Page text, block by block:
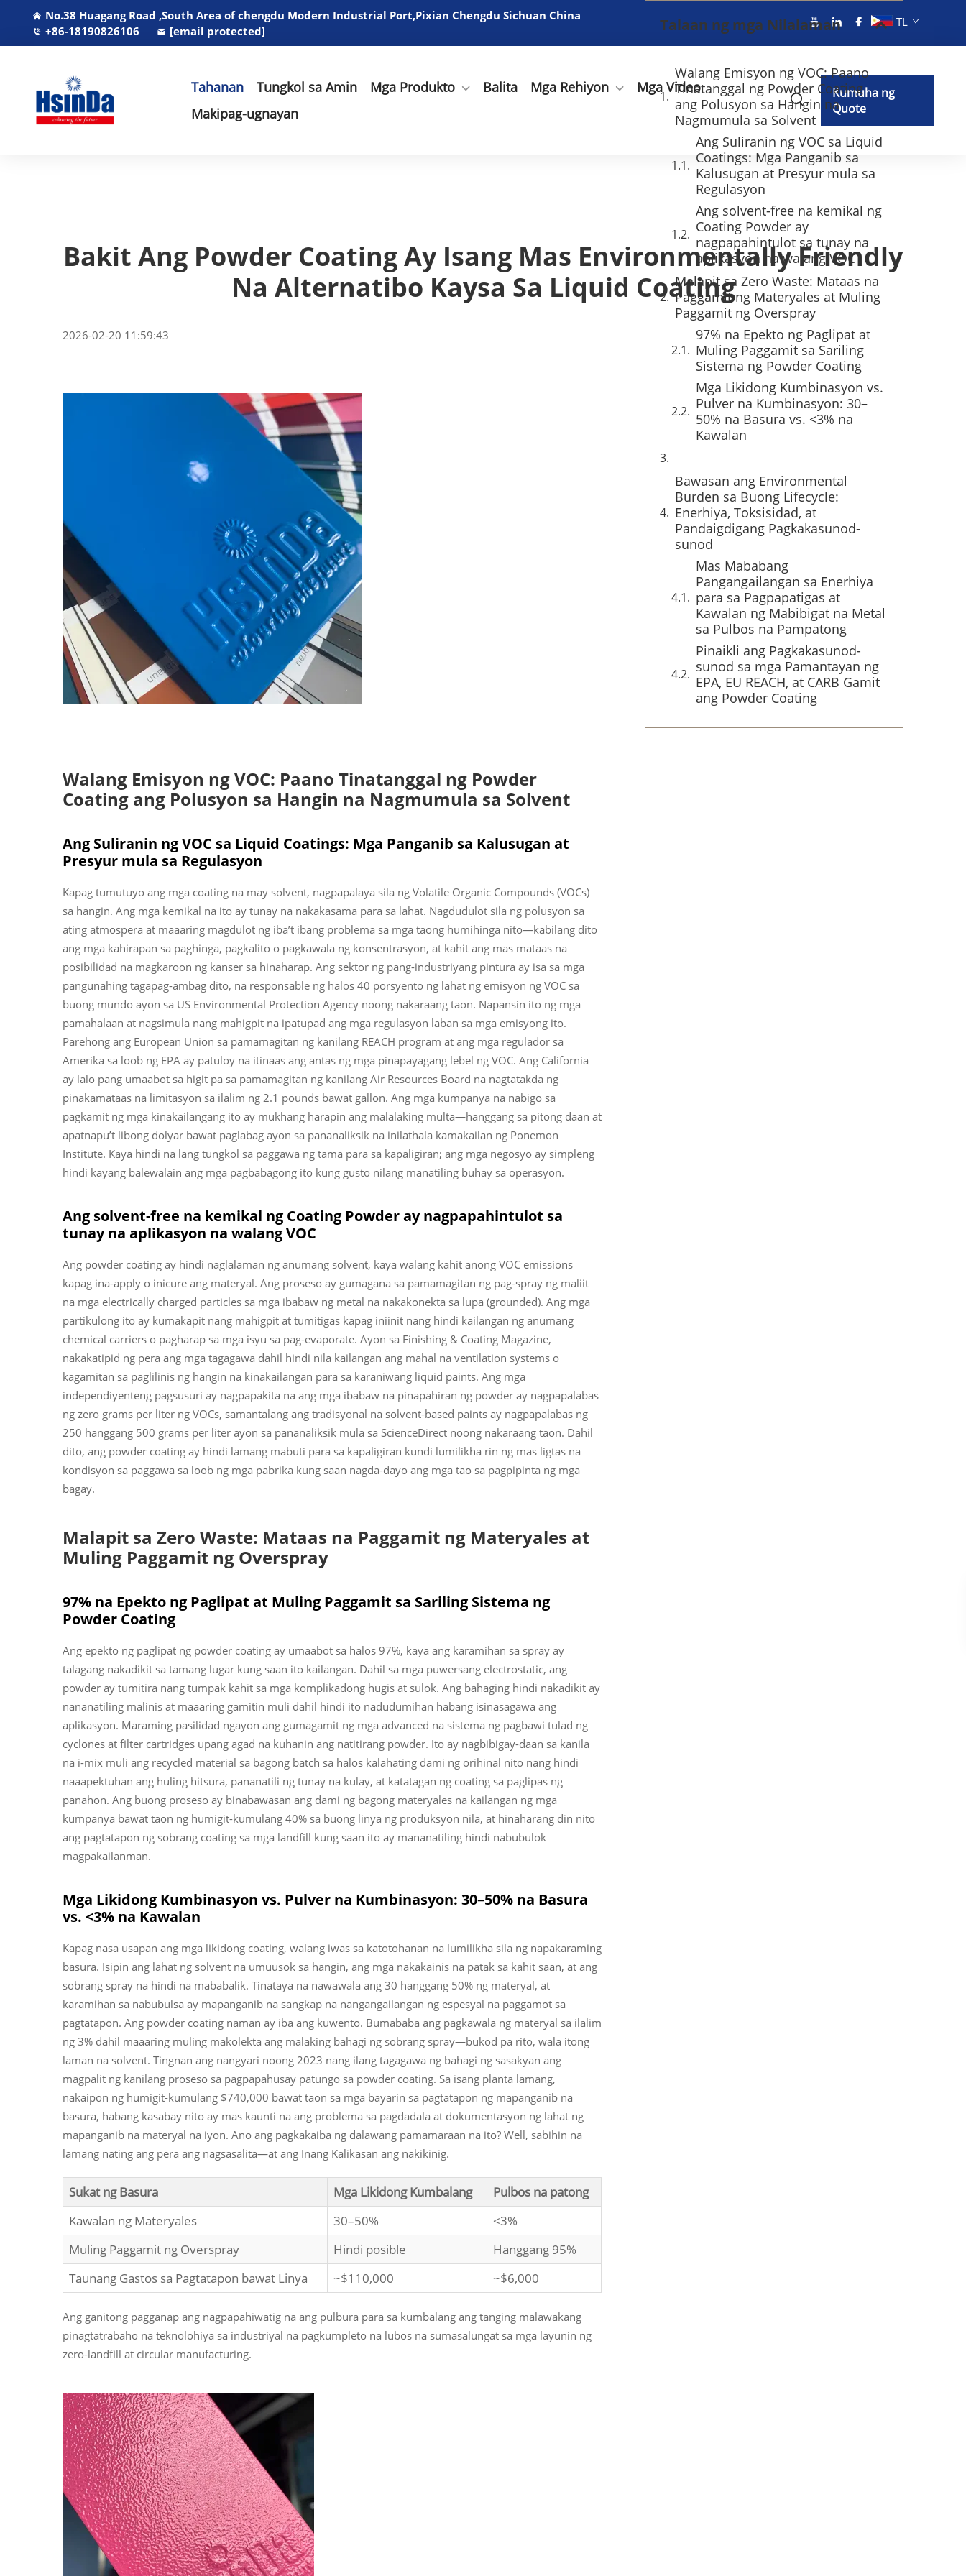
No.38 Huagang Road ,South Area of chengdu Modern Industrial Port,Pixian Chengdu Sichuan China
+86-18190826106
[email protected]
TL
Tahanan Tungkol sa Amin Mga Produkto Balita Mga Rehiyon
Mga Video
Makipag-ugnayan
Kumuha ng
Quote
Bakit Ang Powder Coating Ay Isang Mas Environmentally Friendly
Na Alternatibo Kaysa Sa Liquid Coating
2026-02-20 11:59:43
Walang Emisyon ng VOC: Paano Tinatanggal ng Powder
Coating ang Polusyon sa Hangin na Nagmumula sa Solvent
Ang Suliranin ng VOC sa Liquid Coatings: Mga Panganib sa Kalusugan at
Presyur mula sa Regulasyon
Kapag tumutuyo ang mga coating na may solvent, nagpapalaya sila ng Volatile Organic Compounds (VOCs)
sa hangin. Ang mga kemikal na ito ay tunay na nakakasama para sa lahat. Nagdudulot sila ng polusyon sa
ating atmospera at maaaring magdulot ng iba’t ibang problema sa mga taong humihinga nito—kabilang dito
ang mga kahirapan sa paghinga, pagkalito o pagkawala ng konsentrasyon, at kahit ang mas mataas na
posibilidad na magkaroon ng kanser sa hinaharap. Ang sektor ng pang-industriyang pintura ay isa sa mga
pangunahing tagapag-ambag dito, na responsable ng halos 40 porsyento ng lahat ng emisyon ng VOC sa
buong mundo ayon sa US Environmental Protection Agency noong nakaraang taon. Napansin ito ng mga
pamahalaan at nagsimula nang mahigpit na ipatupad ang mga regulasyon laban sa mga emisyong ito.
Parehong ang European Union sa pamamagitan ng kanilang REACH program at ang mga regulador sa
Amerika sa loob ng EPA ay patuloy na itinaas ang antas ng mga pinapayagang lebel ng VOC. Ang California
ay lalo pang umaabot sa higit pa sa pamamagitan ng kanilang Air Resources Board na nagtatakda ng
pinakamataas na limitasyon sa ilalim ng 2.1 pounds bawat gallon. Ang mga kumpanya na nabigo sa
pagkamit ng mga kinakailangang ito ay mukhang harapin ang malalaking multa—hanggang sa pitong daan at
apatnapu’t libong dolyar bawat paglabag ayon sa pananaliksik na inilathala kamakailan ng Ponemon
Institute. Kaya hindi na lang tungkol sa paggawa ng tama para sa kapaligiran; ang mga negosyo ay simpleng
hindi kayang balewalain ang mga pagbabagong ito kung gusto nilang manatiling buhay sa operasyon.
Ang solvent-free na kemikal ng Coating Powder ay nagpapahintulot sa
tunay na aplikasyon na walang VOC
Ang powder coating ay hindi naglalaman ng anumang solvent, kaya walang kahit anong VOC emissions
kapag ina-apply o inicure ang materyal. Ang proseso ay gumagana sa pamamagitan ng pag-spray ng maliit
na mga electrically charged particles sa mga ibabaw ng metal na nakakonekta sa lupa (grounded). Ang mga
partikulong ito ay kumakapit nang mahigpit at tumitigas kapag iniinit nang hindi kailangan ng anumang
chemical carriers o pagharap sa mga isyu sa pag-evaporate. Ayon sa Finishing & Coating Magazine,
nakakatipid ng pera ang mga tagagawa dahil hindi nila kailangan ang mahal na ventilation systems o
kagamitan sa paglilinis ng hangin na kinakailangan para sa karaniwang liquid paints. Ang mga
independiyenteng pagsusuri ay nagpapakita na ang mga ibabaw na pinapahiran ng powder ay nagpapalabas
ng zero grams per liter ng VOCs, samantalang ang tradisyonal na solvent-based paints ay nagpapalabas ng
250 hanggang 500 grams per liter ayon sa pananaliksik mula sa ScienceDirect noong nakaraang taon. Dahil
dito, ang powder coating ay hindi lamang mabuti para sa kapaligiran kundi lumilikha rin ng mas ligtas na
kondisyon sa paggawa sa loob ng mga pabrika kung saan nagda-dayo ang mga tao sa pagpipinta ng mga
bagay.
Malapit sa Zero Waste: Mataas na Paggamit ng Materyales at
Muling Paggamit ng Overspray
97% na Epekto ng Paglipat at Muling Paggamit sa Sariling Sistema ng
Powder Coating
Ang epekto ng paglipat ng powder coating ay umaabot sa halos 97%, kaya ang karamihan sa spray ay
talagang nakadikit sa tamang lugar kung saan ito kailangan. Dahil sa mga puwersang electrostatic, ang
powder ay tumitira nang tumpak kahit sa mga komplikadong hugis at sulok. Ang bahaging hindi nakadikit ay
nananatiling malinis at maaaring gamitin muli dahil hindi ito nadudumihan habang isinasagawa ang
aplikasyon. Maraming pasilidad ngayon ang gumagamit ng mga advanced na sistema ng pagbawi tulad ng
cyclones at filter cartridges upang agad na kuhanin ang natitirang powder. Ito ay nagbibigay-daan sa kanila
na i-mix muli ang recycled material sa bagong batch sa halos kalahating dami ng orihinal nito nang hindi
naaapektuhan ang huling hitsura, pananatili ng tunay na kulay, at katatagan ng coating sa paglipas ng
panahon. Ang buong proseso ay binabawasan ang dami ng bagong materyales na kailangan ng mga
kumpanya bawat taon ng humigit-kumulang 40% sa buong linya ng produksyon nila, at hinaharang din nito
ang pagtatapon ng sobrang coating sa mga landfill kung saan ito ay mananatiling hindi nabubulok
magpakailanman.
Mga Likidong Kumbinasyon vs. Pulver na Kumbinasyon: 30–50% na Basura
vs. <3% na Kawalan
Kapag nasa usapan ang mga likidong coating, walang iwas sa katotohanan na lumilikha sila ng napakaraming
basura. Isipin ang lahat ng solvent na umuusok sa hangin, ang mga nakakainis na patak sa kahit saan, at ang
sobrang spray na hindi na mababalik. Tinataya na nawawala ang 30 hanggang 50% ng materyal, at
karamihan sa nabubulsa ay mapanganib na sangkap na nangangailangan ng espesyal na paggamot sa
pagtatapon. Ang powder coating naman ay iba ang kuwento. Bumababa ang pagkawala ng materyal sa ilalim
ng 3% dahil maaaring muling makolekta ang malaking bahagi ng sobrang spray—bukod pa rito, wala itong
laman na solvent. Tingnan ang nangyari noong 2023 nang ilang tagagawa ng bahagi ng sasakyan ang
magpalit ng kanilang proseso sa pagpapahusay patungo sa powder coating. Sa isang planta lamang,
nakaipon ng humigit-kumulang $740,000 bawat taon sa mga bayarin sa pagtatapon ng mapanganib na
basura, habang kasabay nito ay mas kaunti na ang problema sa pagdadala at dokumentasyon ng lahat ng
mapanganib na materyal na iyon. Ano ang pagkakaiba ng dalawang pamamaraan na ito? Well, sabihin na
lamang nating ang pera ang nagsasalita—at ang Inang Kalikasan ang nakikinig.
Sukat ng Basura Mga Likidong Kumbalang
Pulbos na patong
Kawalan ng Materyales
30–50%
<3%
Muling Paggamit ng Overspray
Hindi posible
Hanggang 95%
Taunang Gastos sa Pagtatapon bawat Linya
~$110,000 ~$6,000
Ang ganitong pagganap ang nagpapahiwatig na ang pulbura para sa kumbalang ang tanging malawakang
pinagtatrabaho na teknolohiya sa industriyal na pagkumpleto na lubos na sumasalungat sa mga layunin ng
zero-landfill at circular manufacturing.
Talaan ng mga Nilalaman
Walang Emisyon ng VOC: Paano
Tinatanggal ng Powder Coating
ang Polusyon sa Hangin na
Nagmumula sa Solvent
Ang Suliranin ng VOC sa Liquid
Coatings: Mga Panganib sa
Kalusugan at Presyur mula sa
Regulasyon
Ang solvent-free na kemikal ng
Coating Powder ay
nagpapahintulot sa tunay na
aplikasyon na walang VOC
Malapit sa Zero Waste: Mataas na
Paggamit ng Materyales at Muling
Paggamit ng Overspray
97% na Epekto ng Paglipat at
Muling Paggamit sa Sariling
Sistema ng Powder Coating
Mga Likidong Kumbinasyon vs.
Pulver na Kumbinasyon: 30–
50% na Basura vs. <3% na
Kawalan
Bawasan ang Environmental
Burden sa Buong Lifecycle:
Enerhiya, Toksisidad, at
Pandaigdigang Pagkakasunod-
sunod
Mas Mababang
Pangangailangan sa Enerhiya
para sa Pagpapatigas at
Kawalan ng Mabibigat na Metal
sa Pulbos na Pampatong
Pinaikli ang Pagkakasunod-
sunod sa mga Pamantayan ng
EPA, EU REACH, at CARB Gamit
ang Powder Coating